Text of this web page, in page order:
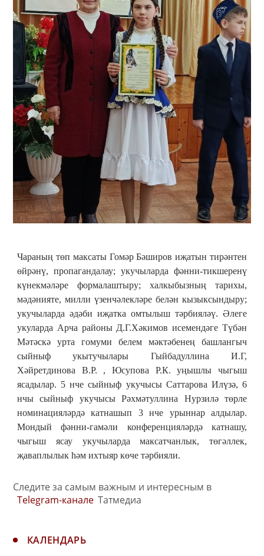
Чараның төп максаты Гомәр Бәширов иҗатын тирәнтен
өйрәнү, пропагандалау; укучыларда фәнни-тикшеренү
күнекмәләре формалаштыру; халкыбызның тарихы,
мәдәнияте, милли үзенчәлекләре белән кызыксындыру;
укучыларда әдәби иҗатка омтылыш тәрбияләү. Әлеге
укуларда Арча районы Д.Г.Хәкимов исемендәге Түбән
Мәтәскә урта гомуми белем мәктәбенең башлангыч
сыйныф укытучылары Гыйбадуллина И.Г,
Хәйретдинова В.Р. , Юсупова Р.К. уңышлы чыгыш
ясадылар. 5 нче сыйныф укучысы Саттарова Илүзә, 6
нчы сыйныф укучысы Рәхмәтуллина Нурзилә төрле
номинацияләрдә катнашып 3 нче урыннар алдылар.
Мондый фәнни-гамәли конференцияләрдә катнашу,
чыгыш ясау укучыларда максатчанлык, төгәллек,
җаваплылык һәм ихтыяр көче тәрбияли.
Следите за самым важным и интересным в
Telegram-канале Татмедиа
КАЛЕНДАРЬ